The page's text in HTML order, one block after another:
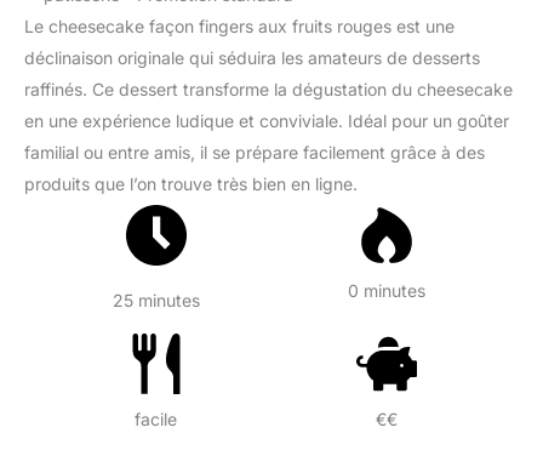
Le cheesecake façon fingers aux fruits rouges est une
déclinaison originale qui séduira les amateurs de desserts
raffinés. Ce dessert transforme la dégustation du cheesecake
en une expérience ludique et conviviale. Idéal pour un goûter
familial ou entre amis, il se prépare facilement grâce à des
produits que l’on trouve très bien en ligne.
25 minutes 0 minutes
facile €€